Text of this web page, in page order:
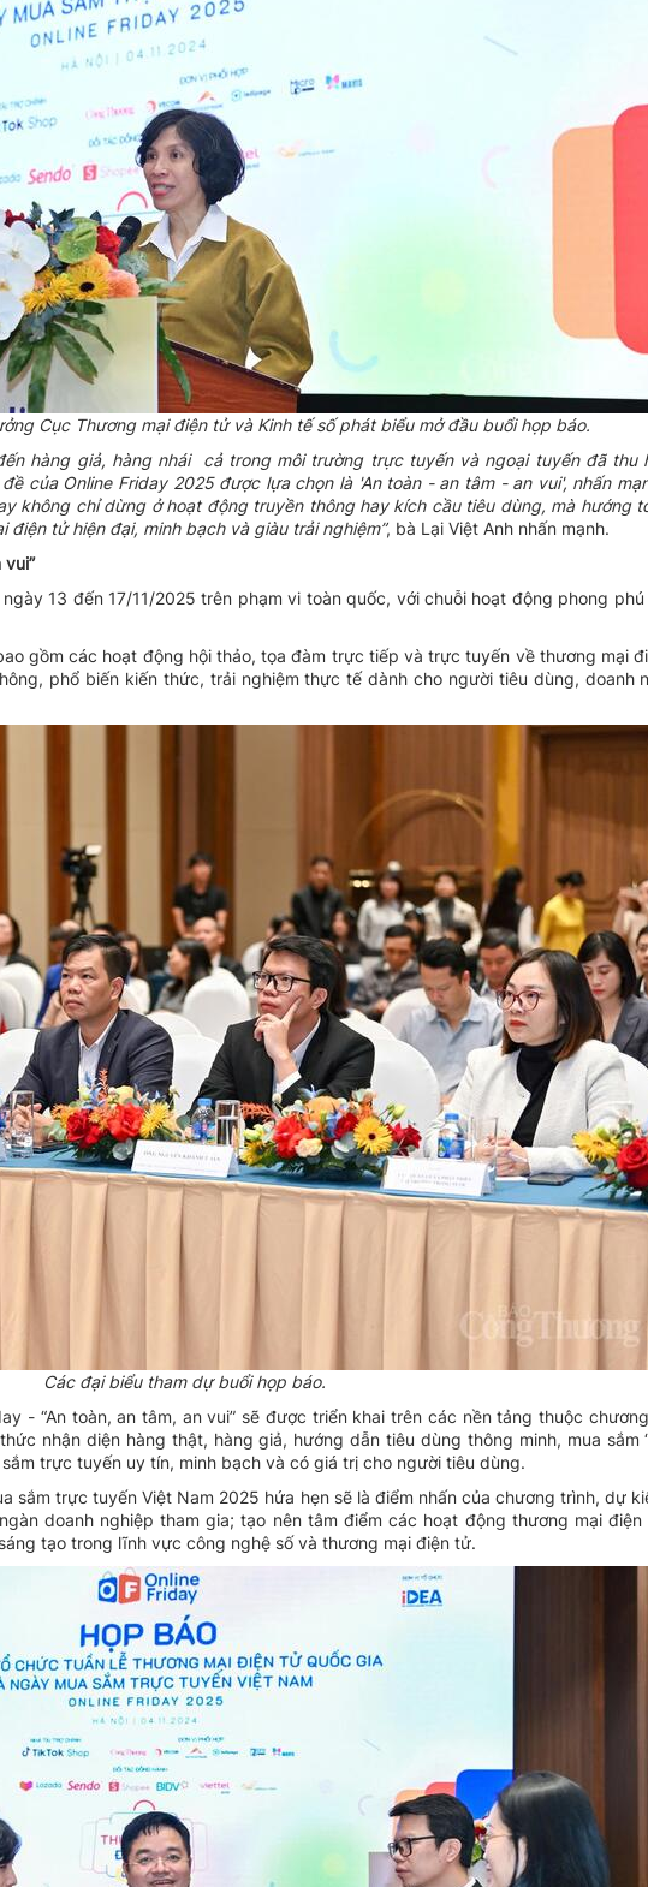
Cục Thương mại điện tử và Kinh tế số phát biểu mở đầu buổi họp báo.
hàng giả, hàng nhái cả trong môi trường trực tuyến và ngoại tuyến đã thu
của Online Friday 2025 được lựa chọn là 'An toàn - an tâm - an vui', nhấn
không chỉ dừng ở hoạt động truyền thông hay kích cầu tiêu dùng, mà hướng
tử hiện đại, minh bạch và giàu trải nghiệm”, bà Lại Việt Anh nhấn mạnh.
vui”
13 đến 17/11/2025 trên phạm vi toàn quốc, với chuỗi hoạt động phong phú
gồm các hoạt động hội thảo, tọa đàm trực tiếp và trực tuyến về thương mại
phổ biến kiến thức, trải nghiệm thực tế dành cho người tiêu dùng, doanh
Các đại biểu tham dự buổi họp báo.
- “An toàn, an tâm, an vui” sẽ được triển khai trên các nền tảng thuộc
nhận diện hàng thật, hàng giả, hướng dẫn tiêu dùng thông minh, mua sắm
trực tuyến uy tín, minh bạch và có giá trị cho người tiêu dùng.
sắm trực tuyến Việt Nam 2025 hứa hẹn sẽ là điểm nhấn của chương trình, dự
doanh nghiệp tham gia; tạo nên tâm điểm các hoạt động thương mại
tạo trong lĩnh vực công nghệ số và thương mại điện tử.